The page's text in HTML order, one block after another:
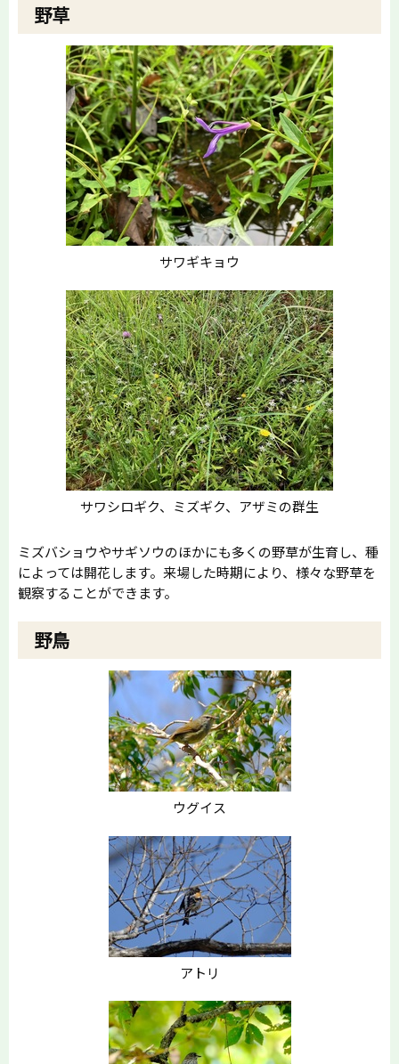
野草
サワギキョウ
サワシロギク、ミズギク、アザミの群生
ミズバショウやサギソウのほかにも多くの野草が生育し、種
によっては開花します。来場した時期により、様々な野草を
観察することができます。
野鳥
ウグイス
アトリ